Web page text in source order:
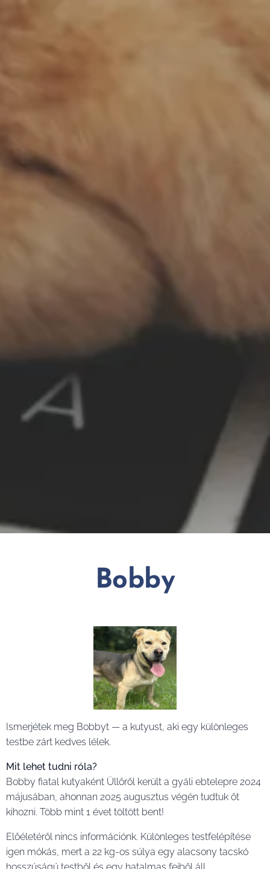
Bobby
Ismerjétek meg Bobbyt — a kutyust, aki egy különleges
testbe zárt kedves lélek.
Mit lehet tudni róla?
Bobby fiatal kutyaként Üllőről került a gyáli ebtelepre 2024
májusában, ahonnan 2025 augusztus végén tudtuk őt
kihozni. Több mint 1 évet töltött bent!
Előéletéről nincs információnk. Különleges testfelépítése
igen mókás, mert a 22 kg-os súlya egy alacsony tacskó